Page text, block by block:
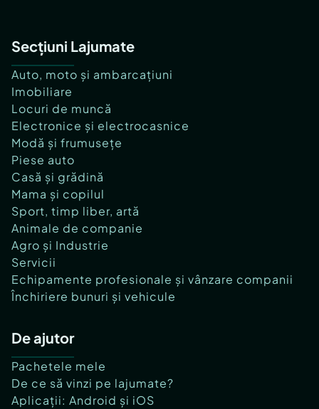
Secțiuni Lajumate
Auto, moto și ambarcațiuni
Imobiliare
Locuri de muncă
Electronice și electrocasnice
Modă și frumusețe
Piese auto
Casă și grădină
Mama și copilul
Sport, timp liber, artă
Animale de companie
Agro și Industrie
Servicii
Echipamente profesionale și vânzare companii
Închiriere bunuri și vehicule
De ajutor
Pachetele mele
De ce să vinzi pe lajumate?
Aplicații: Android și iOS